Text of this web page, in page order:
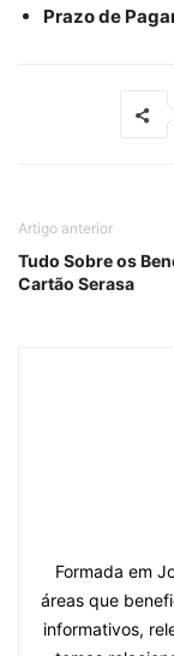
Prazo de
Artigo anterior
Tudo Sobre os
Cartão Serasa
Formada em
áreas que
informativos,